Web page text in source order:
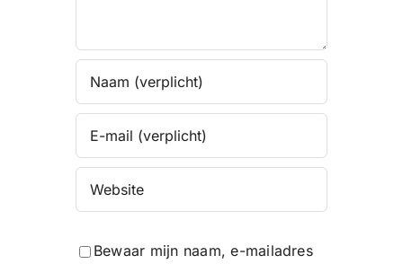
Bewaar mijn naam, e-mailadres